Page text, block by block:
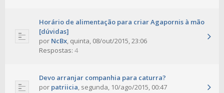
Horário de alimentação para criar Agapornis à mão
[dúvidas]
por NcBx, quinta, 08/out/2015, 23:06
Respostas: 4
Devo arranjar companhia para caturra?
por patriicia, segunda, 10/ago/2015, 00:47